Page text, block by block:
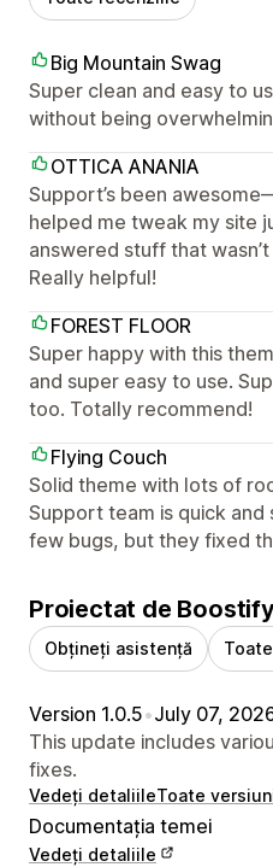
Big Mountain Swag
Super clean and easy to
without being
OTTICA ANANIA
Support’s been
helped me tweak my site
answered stuff that
Really helpful!
FOREST FLOOR
Super happy with this
and super easy to use.
too. Totally recommend!
Flying Couch
Solid theme with lots of
Support team is quick and
few bugs, but they fixed
Proiectat de
Obțineți asistență
Version 1.0.5•July 07,
This update includes
fixes.
Vedeți detaliileToate
Documentația temei
Vedeți detaliile